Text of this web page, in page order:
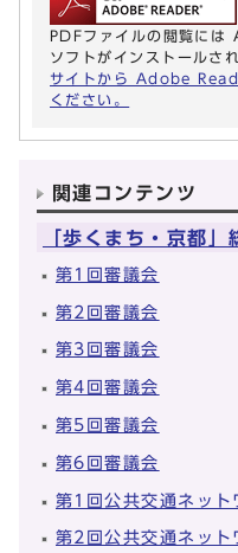
PDFファイルの閲覧に
ソフトがインストールさ
サイトから Adobe
ください。
関連コンテンツ
「歩くまち・京都
第1回審議会
第2回審議会
第3回審議会
第4回審議会
第5回審議会
第6回審議会
第1回公共交通ネット
第2回公共交通ネット